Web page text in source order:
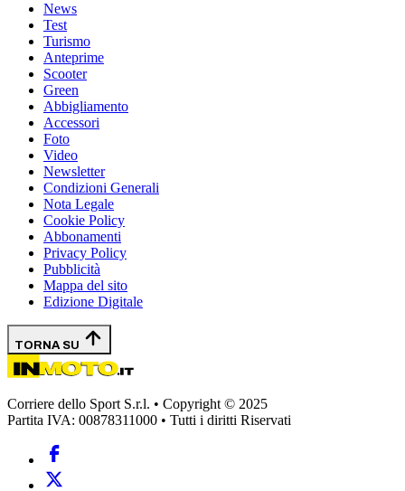
News
Test
Turismo
Anteprime
Scooter
Green
Abbigliamento
Accessori
Foto
Video
Newsletter
Condizioni Generali
Nota Legale
Cookie Policy
Abbonamenti
Privacy Policy
Pubblicità
Mappa del sito
Edizione Digitale
TORNA SU
Corriere dello Sport S.r.l. • Copyright © 2025
Partita IVA: 00878311000 • Tutti i diritti Riservati